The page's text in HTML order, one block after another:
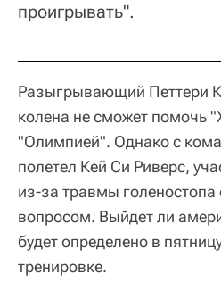
проигрывать".
Разыгрывающий Петтери
колена не сможет помочь
"Олимпией". Однако с
полетел Кей Си Риверс,
из-за травмы голеностопа
вопросом. Выйдет ли
будет определено в
тренировке.